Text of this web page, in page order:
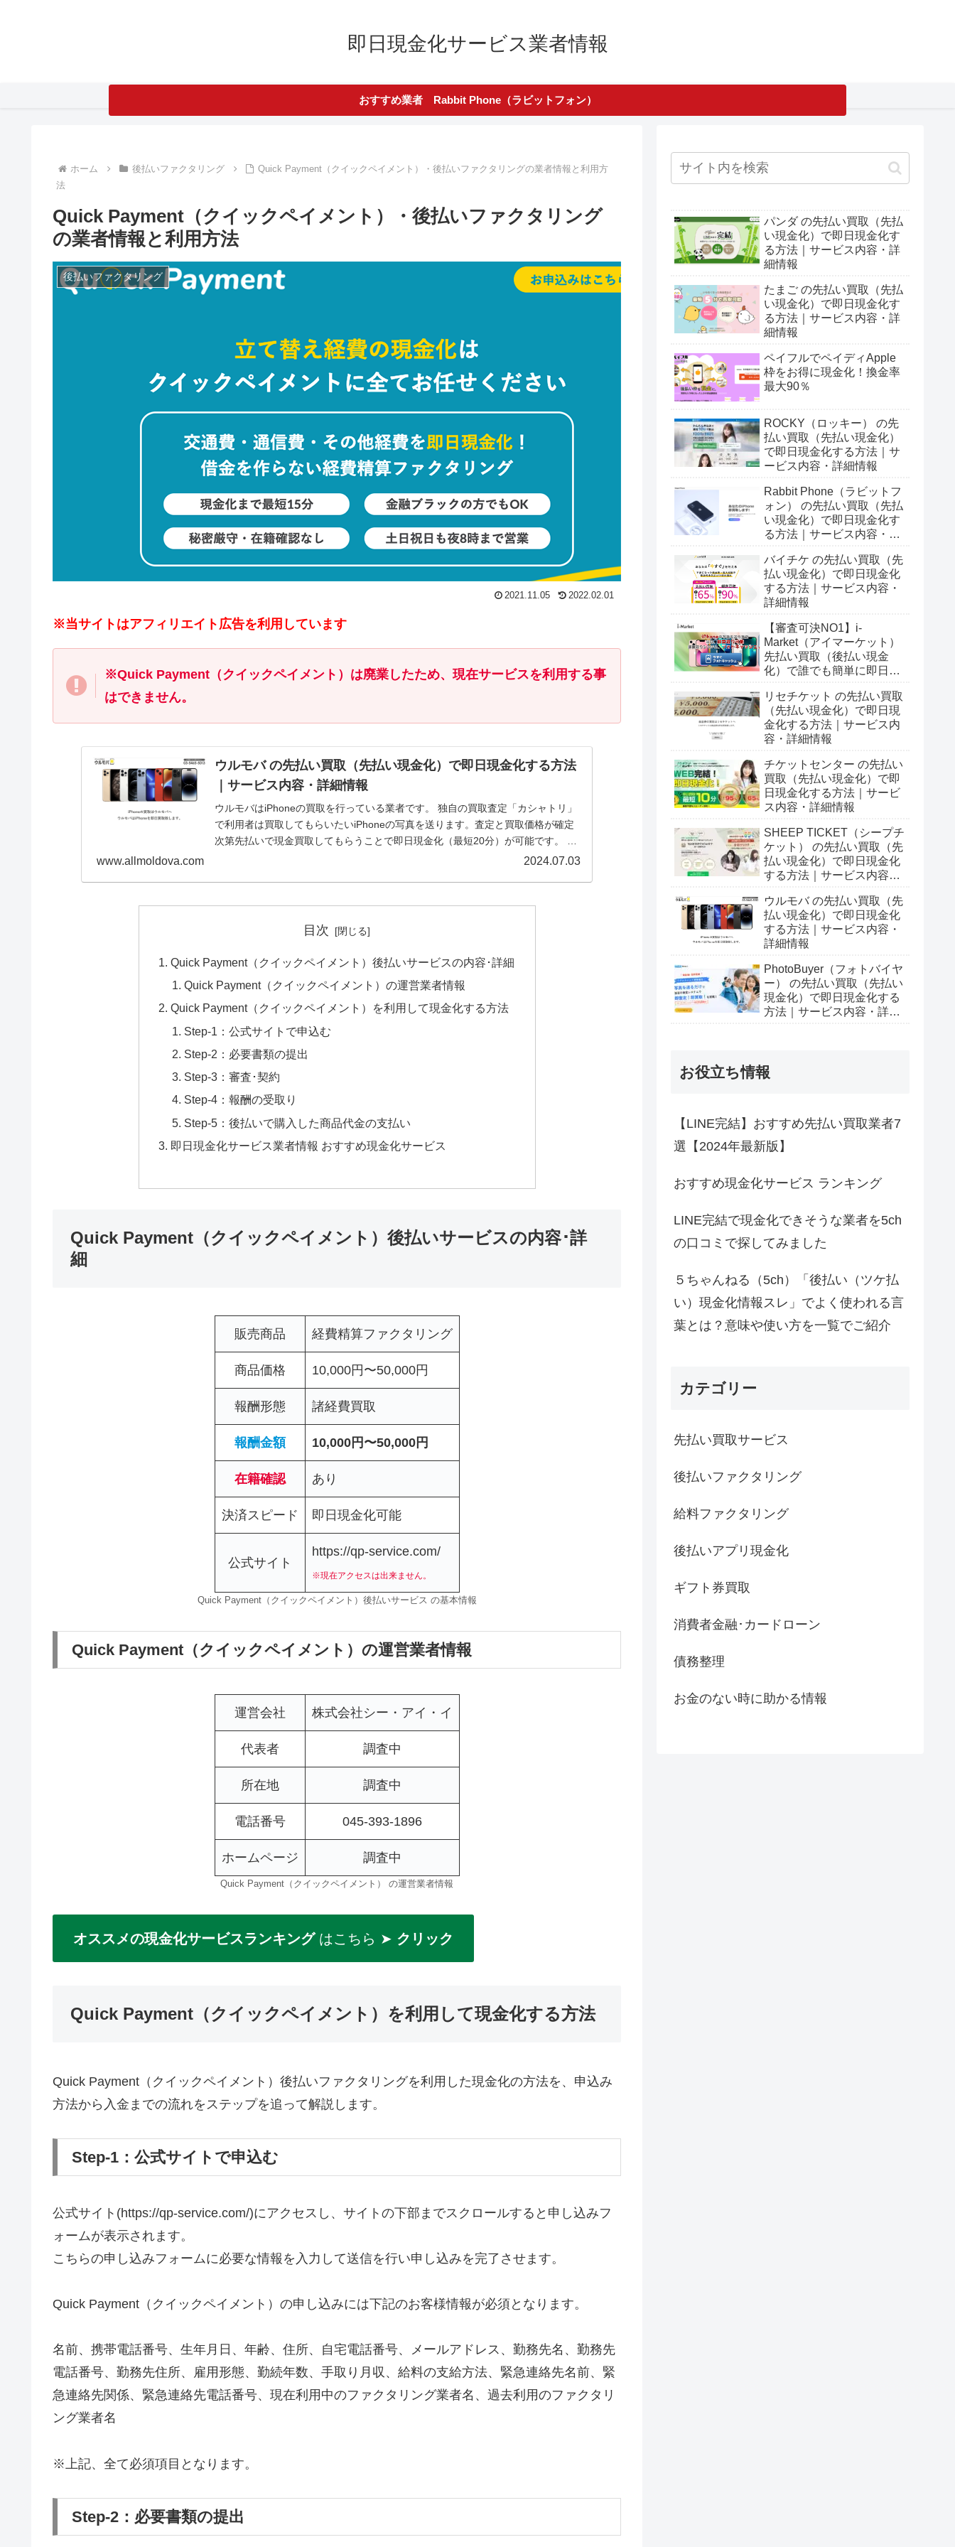
即日現金化サービス業者情報
おすすめ業者 Rabbit Phone（ラビットフォン）
ホーム 後払いファクタリング
Quick Payment（クイックペイメント）・後払いファクタリングの業者情報と利用方
法
Quick Payment（クイックペイメント）・後払いファクタリング
の業者情報と利用方法
後払いファクタリング
2021.11.05 2022.02.01
※当サイトはアフィリエイト広告を利用しています
※Quick Payment（クイックペイメント）は廃業したため、現在サービスを利用する事
はできません。
ウルモバ の先払い買取（先払い現金化）で即日現金化する方法
｜サービス内容・詳細情報
ウルモバはiPhoneの買取を行っている業者です。 独自の買取査定「カシャトリ」
で利用者は買取してもらいたいiPhoneの写真を送ります。査定と買取価格が確定
次第先払いで現金買取してもらうことで即日現金化（最短20分）が可能です。 本
www.allmoldova.com 2024.07.03
目次
Quick Payment（クイックペイメント）後払いサービスの内容･詳細
Quick Payment（クイックペイメント）の運営業者情報
Quick Payment（クイックペイメント）を利用して現金化する方法
Step-1：公式サイトで申込む
Step-2：必要書類の提出
Step-3：審査･契約
Step-4：報酬の受取り
Step-5：後払いで購入した商品代金の支払い
即日現金化サービス業者情報 おすすめ現金化サービス
Quick Payment（クイックペイメント）後払いサービスの内容･詳
細
販売商品 経費精算ファクタリング
商品価格 10,000円〜50,000円
報酬形態 諸経費買取
報酬金額 10,000円〜50,000円
在籍確認 あり
決済スピード 即日現金化可能
公式サイト
https://qp-service.com/
※現在アクセスは出来ません。
Quick Payment（クイックペイメント）後払いサービス の基本情報
Quick Payment（クイックペイメント）の運営業者情報
運営会社 株式会社シー・アイ・イ
代表者 調査中
所在地 調査中
電話番号 045-393-1896
ホームページ 調査中
Quick Payment（クイックペイメント） の運営業者情報
オススメの現金化サービスランキングはこちら ➤ クリック
Quick Payment（クイックペイメント）を利用して現金化する方法
Quick Payment（クイックペイメント）後払いファクタリングを利用した現金化の方法を、申込み
方法から入金までの流れをステップを追って解説します。
Step-1：公式サイトで申込む
公式サイト(https://qp-service.com/)にアクセスし、サイトの下部までスクロールすると申し込みフ
ォームが表示されます。
こちらの申し込みフォームに必要な情報を入力して送信を行い申し込みを完了させます。
Quick Payment（クイックペイメント）の申し込みには下記のお客様情報が必須となります。
名前、携帯電話番号、生年月日、年齢、住所、自宅電話番号、メールアドレス、勤務先名、勤務先
電話番号、勤務先住所、雇用形態、勤続年数、手取り月収、給料の支給方法、緊急連絡先名前、緊
急連絡先関係、緊急連絡先電話番号、現在利用中のファクタリング業者名、過去利用のファクタリ
ング業者名
※上記、全て必須項目となります。
Step-2：必要書類の提出
パンダ の先払い買取（先払
い現金化）で即日現金化す
る方法｜サービス内容・詳
細情報
たまご の先払い買取（先払
い現金化）で即日現金化す
る方法｜サービス内容・詳
細情報
ペイフルでペイディApple
枠をお得に現金化！換金率
最大90％
ROCKY（ロッキー） の先
払い買取（先払い現金化）
で即日現金化する方法｜サ
ービス内容・詳細情報
Rabbit Phone（ラビットフ
ォン） の先払い買取（先払
い現金化）で即日現金化す
る方法｜サービス内容・詳
バイチケ の先払い買取（先
払い現金化）で即日現金化
する方法｜サービス内容・
詳細情報
【審査可決NO1】i-
Market（アイマーケット）
先払い買取（後払い現金
化）で誰でも簡単に即日現
とサービス詳細情報
リセチケット の先払い買取
（先払い現金化）で即日現
金化する方法｜サービス内
容・詳細情報
チケットセンター の先払い
買取（先払い現金化）で即
日現金化する方法｜サービ
ス内容・詳細情報
SHEEP TICKET（シープチ
ケット） の先払い買取（先
払い現金化）で即日現金化
する方法｜サービス内容・
ウルモバ の先払い買取（先
払い現金化）で即日現金化
する方法｜サービス内容・
詳細情報
PhotoBuyer（フォトバイヤ
ー） の先払い買取（先払い
現金化）で即日現金化する
方法｜サービス内容・詳細
お役立ち情報
【LINE完結】おすすめ先払い買取業者7
選【2024年最新版】
おすすめ現金化サービス ランキング
LINE完結で現金化できそうな業者を5ch
の口コミで探してみました
５ちゃんねる（5ch）「後払い（ツケ払
い）現金化情報スレ」でよく使われる言
葉とは？意味や使い方を一覧でご紹介
カテゴリー
先払い買取サービス
後払いファクタリング
給料ファクタリング
後払いアプリ現金化
ギフト券買取
消費者金融･カードローン
債務整理
お金のない時に助かる情報